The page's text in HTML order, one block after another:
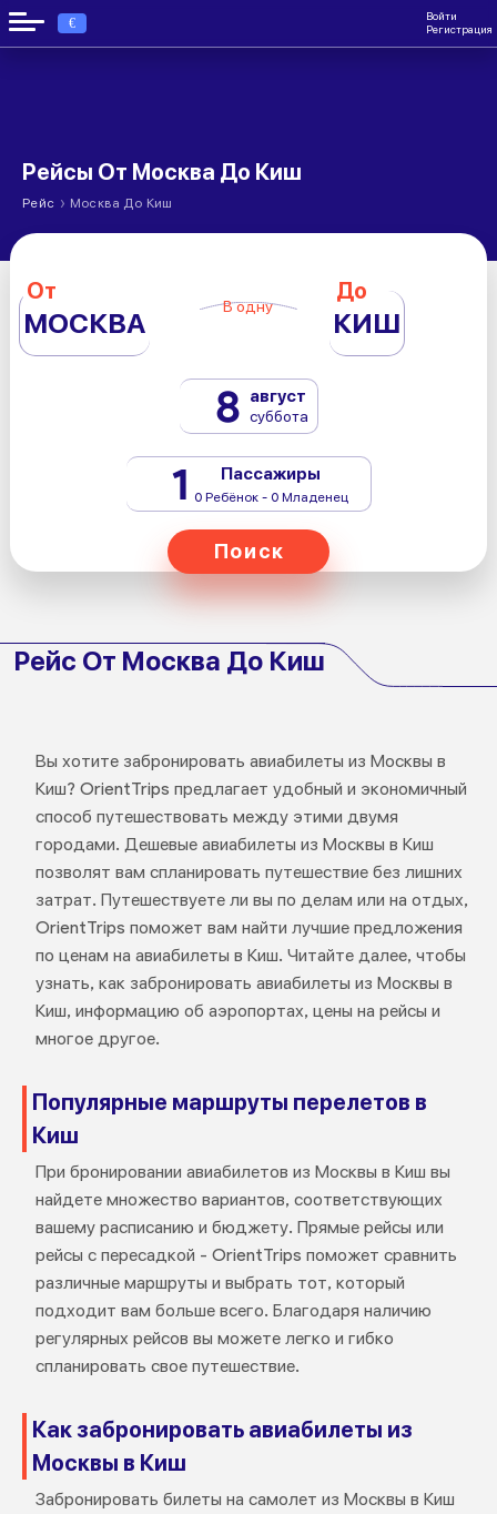
€
Войти
Регистрация
Рейсы От Москва До Киш
Рейс › Москва До Киш
От
МОСКВА В одну
До
КИШ
8 август
суббота
1 Пассажиры
0 Ребёнок - 0 Младенец
Поиск
Рейс От Москва До Киш
Вы хотите забронировать авиабилеты из Москвы в
Киш? OrientTrips предлагает удобный и экономичный
способ путешествовать между этими двумя
городами. Дешевые авиабилеты из Москвы в Киш
позволят вам спланировать путешествие без лишних
затрат. Путешествуете ли вы по делам или на отдых,
OrientTrips поможет вам найти лучшие предложения
по ценам на авиабилеты в Киш. Читайте далее, чтобы
узнать, как забронировать авиабилеты из Москвы в
Киш, информацию об аэропортах, цены на рейсы и
многое другое.
Популярные маршруты перелетов в
Киш
При бронировании авиабилетов из Москвы в Киш вы
найдете множество вариантов, соответствующих
вашему расписанию и бюджету. Прямые рейсы или
рейсы с пересадкой - OrientTrips поможет сравнить
различные маршруты и выбрать тот, который
подходит вам больше всего. Благодаря наличию
регулярных рейсов вы можете легко и гибко
спланировать свое путешествие.
Как забронировать авиабилеты из
Москвы в Киш
Забронировать билеты на самолет из Москвы в Киш